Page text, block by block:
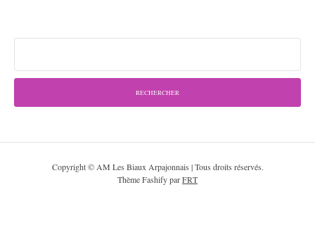
Copyright © AM Les Biaux Arpajonnais | Tous droits réservés.
Thème Fashify parFRT